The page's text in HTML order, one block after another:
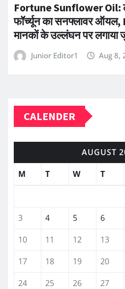
Fortune Sunflower
फॉर्च्यून का सनफ्लावर ऑयल,
मानकों के उल्लंघन पर लगाया
Junior Editor1 Aug 8,
CALENDER
AUGUST
M
T W T
3
4 5 6
10
11 12 13
17
18 19 20
24
25 26 27